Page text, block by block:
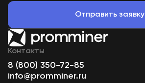
Отправить заявку
Контакты
8 (800) 350-72-85
info@promminer.ru